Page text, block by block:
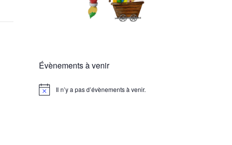
Évènements à venir
Notice Il n’y a pas d’évènements à venir.